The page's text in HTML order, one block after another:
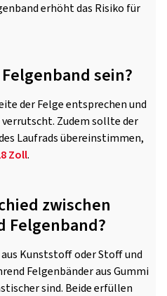
erhöht das Risiko für
sein?
der Felge entsprechen und
Zudem sollte der
Laufrads übereinstimmen,
Zoll.
zwischen
Felgenband?
Kunststoff oder Stoff und
Felgenbänder aus Gummi
sind. Beide erfüllen